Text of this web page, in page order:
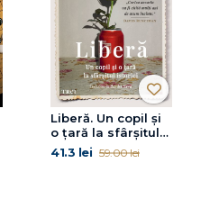
Liberă. Un copil și
o țară la sfârșitul
istoriei
41.3 lei 59.00 lei